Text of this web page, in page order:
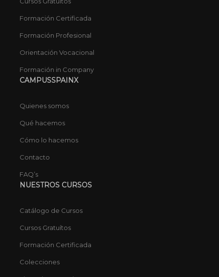
Formación Certificada
Formación Profesional
Orientación Vocacional
Formación in Company
CAMPUSSPAINX
Quienes somos
Qué hacemos
Cómo lo hacemos
Contacto
FAQ’s
NUESTROS CURSOS
Catálogo de Cursos
Cursos Gratuítos
Formación Certificada
Colecciones